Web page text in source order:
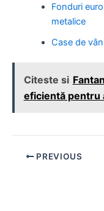
Fonduri
metalice
Case de
Citeste si
eficientă pentru
Post PREVIOUS